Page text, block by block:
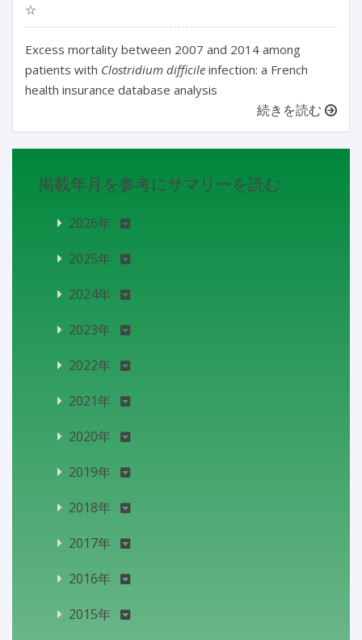
☆
Excess mortality between 2007 and 2014 among
patients with Clostridium difficile infection: a French
health insurance database analysis
続きを読む
掲載年月を参考にサマリーを読む
2026年
2025年
2024年
2023年
2022年
2021年
2020年
2019年
2018年
2017年
2016年
2015年